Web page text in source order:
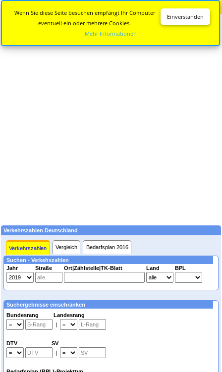
Verkehrszahlen Deutschland
Verkehrszahlen Vergleich Bedarfsplan 2016
Suchen - Verkehszahlen
Jahr
Straße Ort|Zählstelle|TK-Blatt Land BPL
Suchergebnisse einschränken
Bundesrang Landesrang
|
DTV SV
|
Einverstanden
Wenn Sie diese Seite besuchen empfängt Ihr Computer
eventuell ein oder mehrere Cookies.
Mehr Informationen